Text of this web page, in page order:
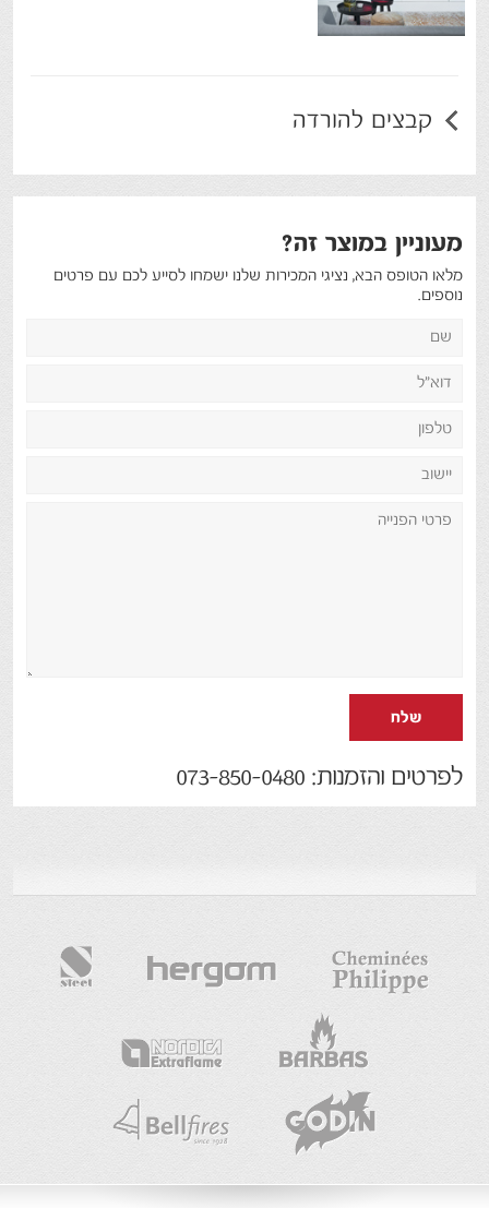
קבצים להורדה
מעוניין במוצר זה?
מלאו הטופס הבא, נציגי המכירות שלנו ישמחו לסייע לכם עם פרטים
נוספים.
שלח
לפרטים והזמנות: 073-850-0480